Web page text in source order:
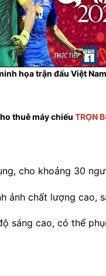
họa trận đấu Việt
thuê máy chiếu TRỌN
cho khoảng 30
ảnh chất lượng cao,
sáng cao, có thể